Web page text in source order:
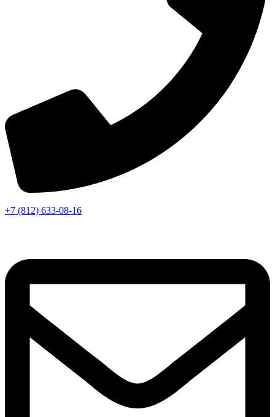
+7 (812) 633-08-16